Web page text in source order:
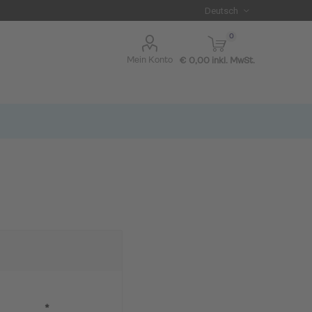
Mein Konto
0
€ 0,00 inkl. MwSt.
*